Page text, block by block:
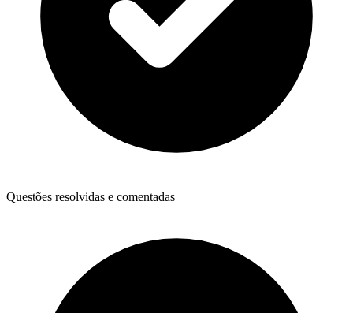
Questões resolvidas e comentadas